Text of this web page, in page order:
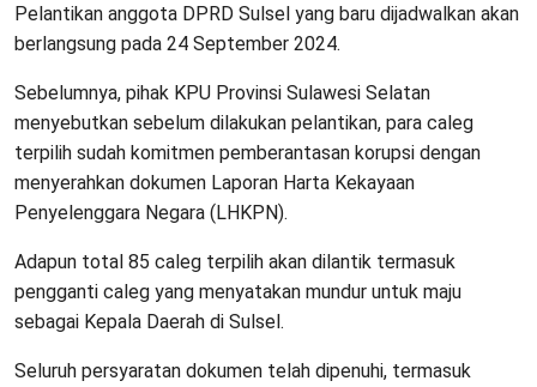
Pelantikan anggota DPRD Sulsel yang baru dijadwalkan akan
berlangsung pada 24 September 2024.
Sebelumnya, pihak KPU Provinsi Sulawesi Selatan
menyebutkan sebelum dilakukan pelantikan, para caleg
terpilih sudah komitmen pemberantasan korupsi dengan
menyerahkan dokumen Laporan Harta Kekayaan
Penyelenggara Negara (LHKPN).
Adapun total 85 caleg terpilih akan dilantik termasuk
pengganti caleg yang menyatakan mundur untuk maju
sebagai Kepala Daerah di Sulsel.
Seluruh persyaratan dokumen telah dipenuhi, termasuk